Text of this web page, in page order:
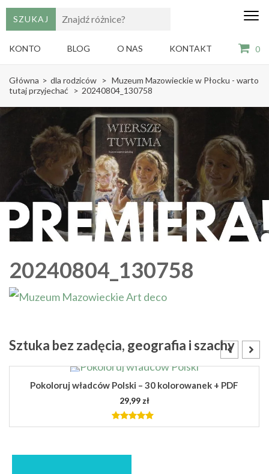
KONTO BLOG O NAS KONTAKT 0
to
(Press
Gry,
i
książki
dla
Główna > dla rodziców > Muzeum Mazowieckie w Płocku - warto
tutaj przyjechać
> 20240804_130758
20240804_130758
Sztuka bez zadęcia, geografia i szachy
NOWOŚĆ!
PREMIERA! Wiersze Tuwima ilustrowane sztuką
39,99zł
5.00out of
Nawigacja